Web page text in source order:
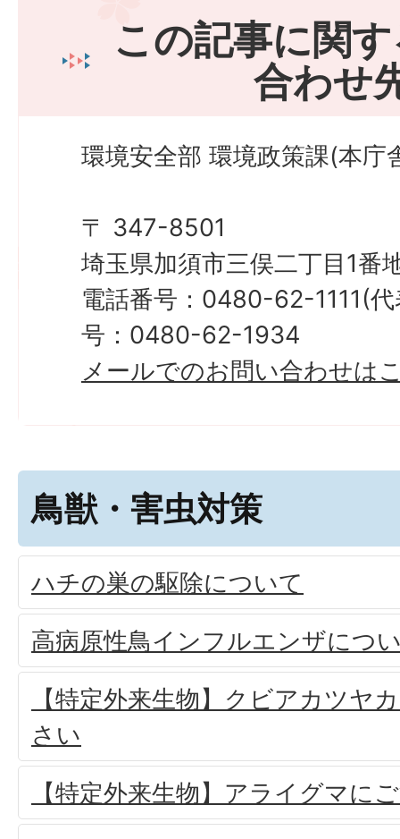
この記事に関
合わせ
環境安全部 環境政策課(本庁
〒 347-8501
埼玉県加須市三俣二丁目1番
電話番号：0480-62-1111(
号：0480-62-1934
メールでのお問い合わせは
鳥獣・害虫対策
ハチの巣の駆除について
高病原性鳥インフルエンザにつ
【特定外来生物】クビアカツヤ
さい
【特定外来生物】アライグマに